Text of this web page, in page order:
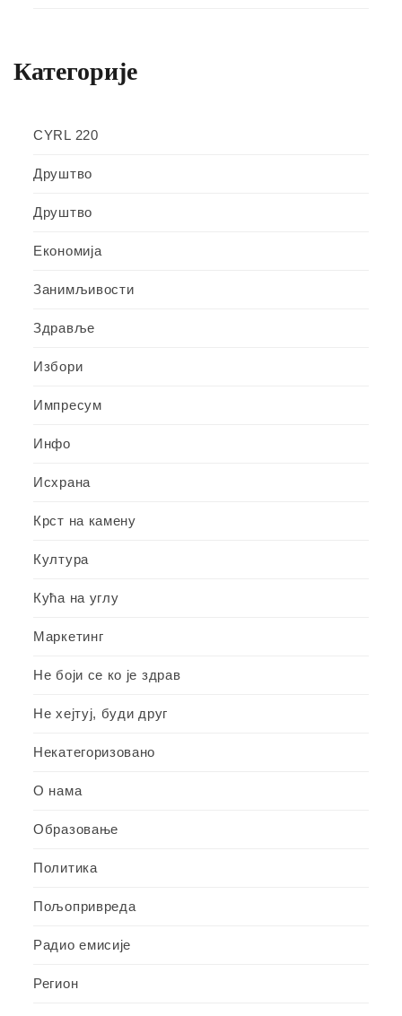
Категорије
CYRL 220
Друштво
Друштво
Економија
Занимљивости
Здравље
Избори
Импресум
Инфо
Исхрана
Крст на камену
Култура
Кућа на углу
Маркетинг
Не боји се ко је здрав
Не хејтуј, буди друг
Некатегоризовано
О нама
Образовање
Политика
Пољопривреда
Радио емисије
Регион